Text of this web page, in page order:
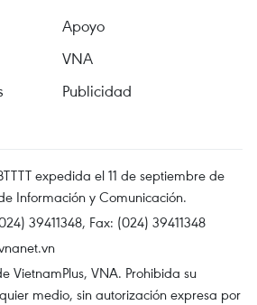
Apoyo
VNA
Publicidad
expedida el 11 de septiembre de
Información y Comunicación.
39411348, Fax: (024) 39411348
VietnamPlus, VNA. Prohibida su
medio, sin autorización expresa por